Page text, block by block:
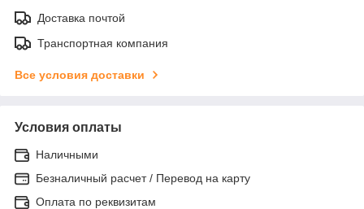
Доставка почтой
Транспортная компания
Все условия доставки
Условия оплаты
Наличными
Безналичный расчет / Перевод на карту
Оплата по реквизитам